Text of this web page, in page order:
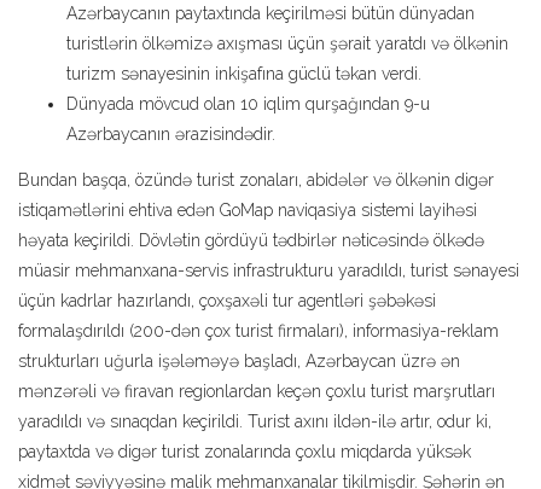
Azərbaycanın paytaxtında keçirilməsi bütün dünyadan
turistlərin ölkəmizə axışması üçün şərait yaratdı və ölkənin
turizm sənayesinin inkişafına güclü təkan verdi.
Dünyada mövcud olan 10 iqlim qurşağından 9-u
Azərbaycanın ərazisindədir.
Bundan başqa, özündə turist zonaları, abidələr və ölkənin digər
istiqamətlərini ehtiva edən GoMap naviqasiya sistemi layihəsi
həyata keçirildi. Dövlətin gördüyü tədbirlər nəticəsində ölkədə
müasir mehmanxana-servis infrastrukturu yaradıldı, turist sənayesi
üçün kadrlar hazırlandı, çoxşaxəli tur agentləri şəbəkəsi
formalaşdırıldı (200-dən çox turist firmaları), informasiya-reklam
strukturları uğurla işələməyə başladı, Azərbaycan üzrə ən
mənzərəli və firavan regionlardan keçən çoxlu turist marşrutları
yaradıldı və sınaqdan keçirildi. Turist axını ildən-ilə artır, odur ki,
paytaxtda və digər turist zonalarında çoxlu miqdarda yüksək
xidmət səviyyəsinə malik mehmanxanalar tikilmişdir. Şəhərin ən